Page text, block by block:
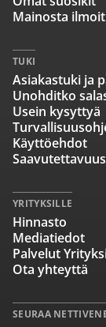
SEURAA
Mainosta
TUKI
Asiakastuki ja
Unohditko
Usein kysyttyä
Käyttöehdot
YRITYKSILLE
Hinnasto
Mediatiedot
Palvelut
Ota yhteyttä